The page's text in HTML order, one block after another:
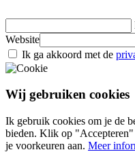
Website
Ik ga akkoord met de
Wij gebruiken cookies
Ik gebruik cookies om je de
bieden. Klik op "Accepteren"
je voorkeuren aan. Meer